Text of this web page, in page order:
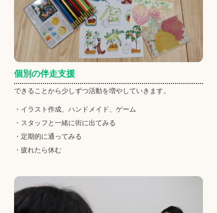
個別の伴走支援
できることから少しずつ活動を増やしていきます。
・イラスト作成、ハンドメイド、ゲーム
・スタッフと一緒に街に出てみる
・定期的に通ってみる
・疲れたら休む